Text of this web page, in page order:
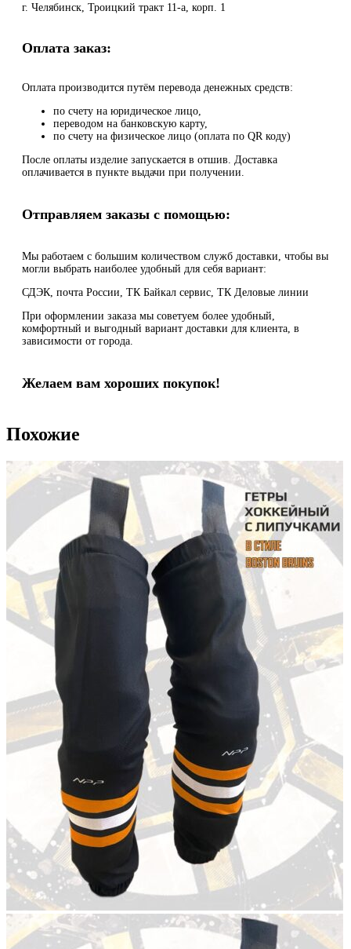
г. Челябинск, Троицкий тракт 11-а, корп. 1
Оплата заказ:
Оплата производится путём перевода денежных средств:
по счету на юридическое лицо,
переводом на банковскую карту,
по счету на физическое лицо (оплата по QR коду)
После оплаты изделие запускается в отшив. Доставка
оплачивается в пункте выдачи при получении.
Отправляем заказы с помощью:
Мы работаем с большим количеством служб доставки, чтобы вы
могли выбрать наиболее удобный для себя вариант:
СДЭК, почта России, ТК Байкал сервис, ТК Деловые линии
При оформлении заказа мы советуем более удобный,
комфортный и выгодный вариант доставки для клиента, в
зависимости от города.
Желаем вам хороших покупок!
Похожие